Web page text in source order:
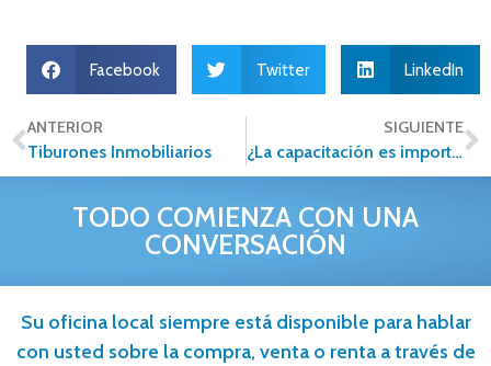
Facebook Twitter LinkedIn
ANTERIOR
Tiburones Inmobiliarios
SIGUIENTE
¿La capacitación es importante en el sector inmobiliario?
TODO COMIENZA CON UNA
CONVERSACIÓN
Su oficina local siempre está disponible para hablar
con usted sobre la compra, venta o renta a través de